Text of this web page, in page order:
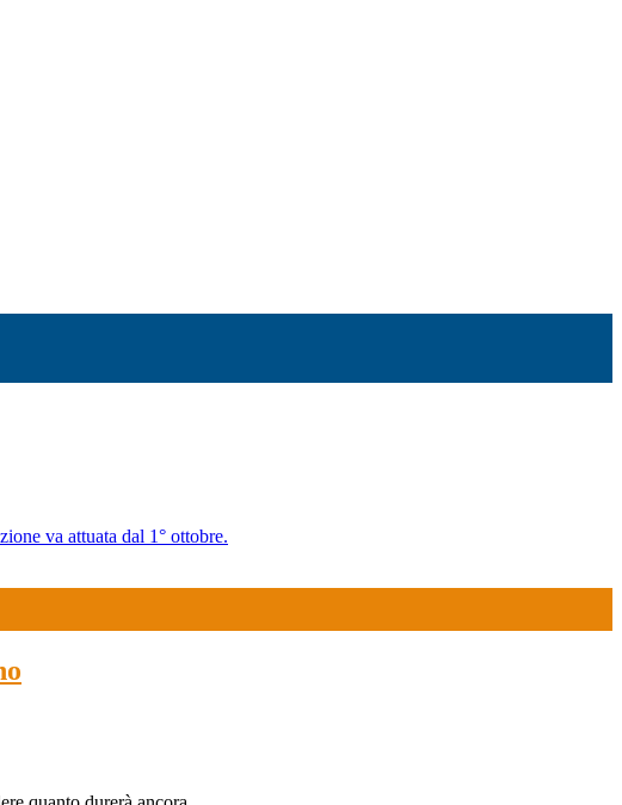
va attuata dal 1° ottobre.